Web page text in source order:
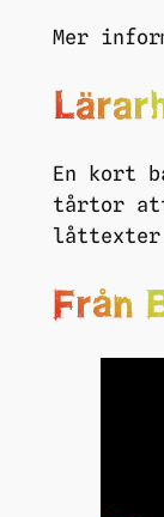
Mer
En kort
tårtor att
låttexter
Från